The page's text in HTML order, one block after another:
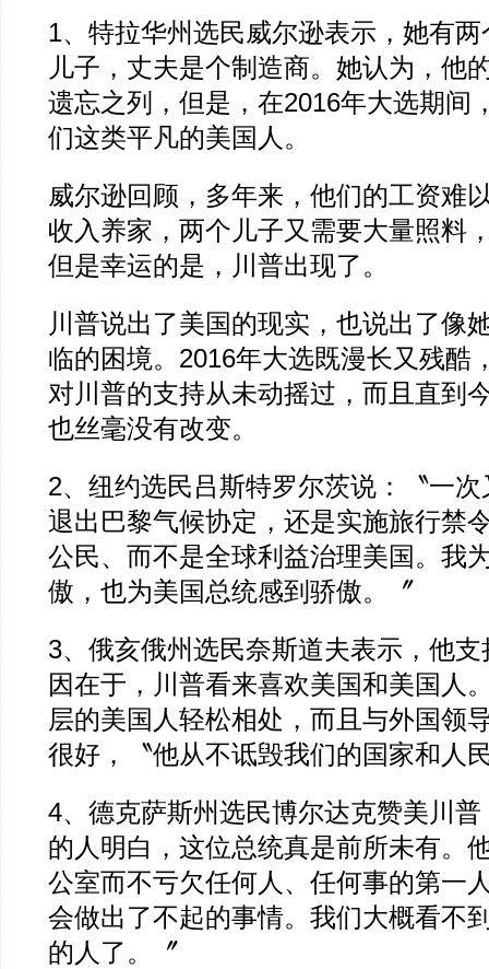
1、特拉华州选民威尔逊表示，她有
儿子，丈夫是个制造商。她认为，他
遗忘之列，但是，在2016年大选期间
们这类平凡的美国人。
威尔逊回顾，多年来，他们的工资难
收入养家，两个儿子又需要大量照料
但是幸运的是，川普出现了。
川普说出了美国的现实，也说出了像
临的困境。2016年大选既漫长又残酷
对川普的支持从未动摇过，而且直到
也丝毫没有改变。
2、纽约选民吕斯特罗尔茨说：〝一
退出巴黎气候协定，还是实施旅行
公民、而不是全球利益治理美国。我
傲，也为美国总统感到骄傲。〞
3、俄亥俄州选民奈斯道夫表示，他
因在于，川普看来喜欢美国和美国人
层的美国人轻松相处，而且与外国领
很好，〝他从不诋毁我们的国家和人
4、德克萨斯州选民博尔达克赞美川
的人明白，这位总统真是前所未有。
公室而不亏欠任何人、任何事的第一
会做出了不起的事情。我们大概看不
的人了。〞